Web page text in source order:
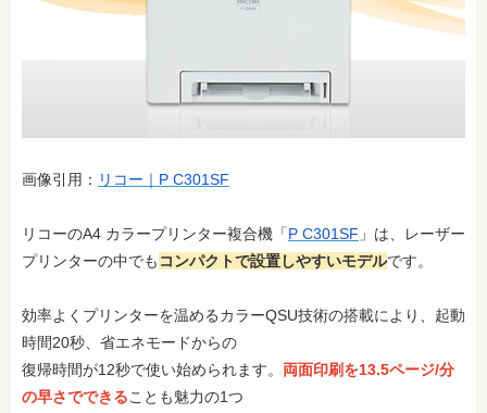
画像引用： リコー｜P C301SF
リコーのA4 カラープリンター複合機「P C301SF 」は、レーザー
プリンターの中でも コンパクトで設置しやすいモデルです。
効率よくプリンターを温めるカラーQSU技術の搭載により、起動
時間20秒、省エネモードからの
復帰時間が12秒で使い始められます。 両面印刷を13.5ページ/分
の早さでできることも魅力の1つ